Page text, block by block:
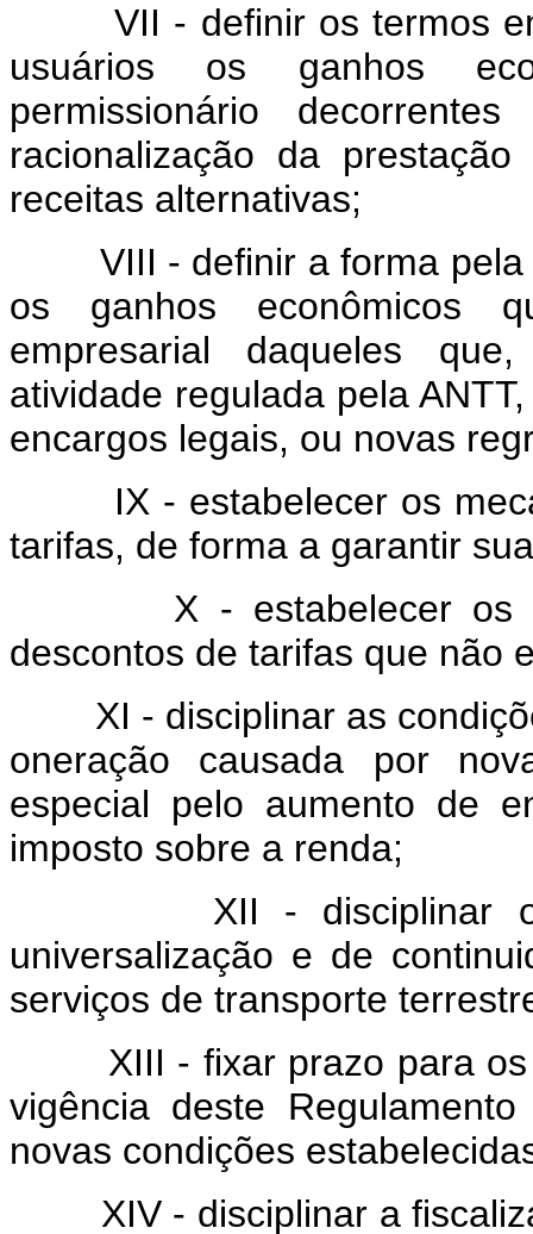
VII - definir os termos em
usuários os ganhos
permissionário
racionalização da
receitas alternativas;
VIII - definir a forma pela
os ganhos econômicos
empresarial daqueles
atividade regulada pela
encargos legais, ou novas
IX - estabelecer os
tarifas, de forma a garantir
X - estabelecer os
descontos de tarifas que não
XI - disciplinar as
oneração causada por
especial pelo aumento de
imposto sobre a renda;
XII - disciplinar o
universalização e de
serviços de transporte
XIII - fixar prazo para os
vigência deste
novas condições
XIV - disciplinar a